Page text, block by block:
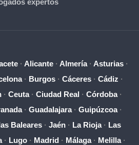
· Alicante · Almería· Asturias ·
· Burgos · Cáceres · Cádiz ·
· Ceuta· Ciudad Real · Córdoba·
· Guadalajara· Guipúzcoa·
Baleares· Jaén· La Rioja· Las
· Lugo· Madrid · Málaga· Melilla·